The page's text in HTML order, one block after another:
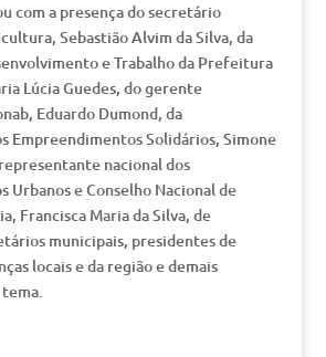
com a presença do secretário
Sebastião Alvim da Silva, da
e Trabalho da Prefeitura
Lúcia Guedes, do gerente
Eduardo Dumond, da
Empreendimentos Solidários, Simone
nacional dos
Urbanos e Conselho Nacional de
Francisca Maria da Silva, de
municipais, presidentes de
locais e da região e demais